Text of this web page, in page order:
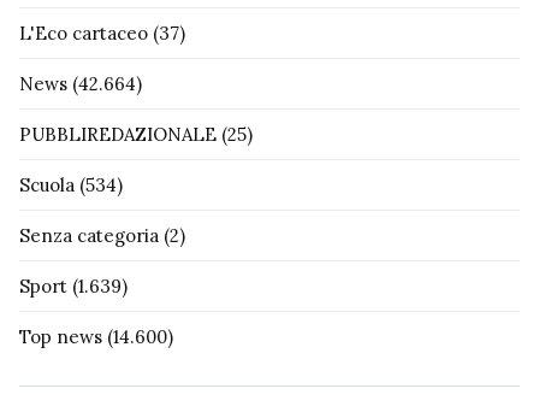
L'Eco cartaceo (37)
News (42.664)
PUBBLIREDAZIONALE (25)
Scuola (534)
Senza categoria (2)
Sport (1.639)
Top news (14.600)